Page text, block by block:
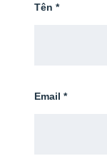
Tên *
Email *